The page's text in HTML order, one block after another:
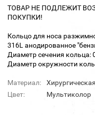
ТОВАР НЕ ПОДЛЕЖИТ
ПОКУПКИ!
Кольцо для носа
316L анодированное
Диаметр сечения кольца:
Диаметр окружности
Материал:
Цвет:
Мультиколор